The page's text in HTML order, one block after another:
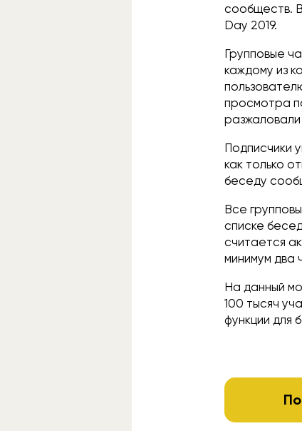
сообществ.
Day 2019.
Групповые
каждому из
просмотра
разжаловали
Подписчики
как только
беседу
Все
списке
считается
минимум два
На данный
100 тысяч
функции для